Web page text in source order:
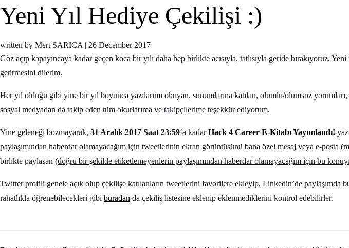
Yeni Yıl Hediye Çekilişi :)
written by Mert SARICA | 26 December 2017
Göz açıp kapayıncaya kadar geçen koca bir yılı daha hep birlikte acısıyla, tatlısıyla geride bırakıyoruz.
getirmesini dilerim.
Her yıl olduğu gibi yine bir yıl boyunca yazılarımı okuyan, sunumlarına katılan, olumlu/olumsuz
sosyal medyadan da takip eden tüm okurlarıma ve takipçilerime teşekkür ediyorum.
Yine geleneği bozmayarak, 31 Aralık 2017 Saat 23:59‘a kadarHack 4 Career E-Kitabı Yayımlandı!
paylaşımından haberdar olamayacağım için tweetlerinin ekran görüntüsünü bana özel mesaj veya e-posta
birlikte paylaşan (doğru bir şekilde etiketlemeyenlerin paylaşımından haberdar olamayacağım için bu
Twitter profili genele açık olup çekilişe katılanların tweetlerini favorilere ekleyip, Linkedin’de paylaşımda
rahatlıkla öğrenebilecekleri gibi buradan da çekiliş listesine eklenip eklenmediklerini kontrol edebilirler.